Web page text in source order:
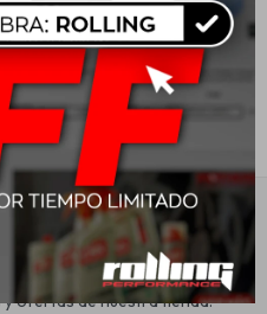
newsletter
y ofertas de nuestra tienda.